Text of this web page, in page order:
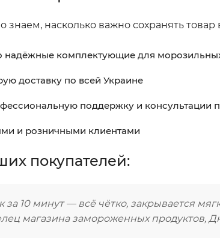
знаем, насколько важно сохранять
надёжные комплектующие для
доставку по всей Украине
поддержку и консультации
и розничными клиентами
покупателей:
за 10 минут — всё чётко, закрывается
магазина замороженных продуктов,